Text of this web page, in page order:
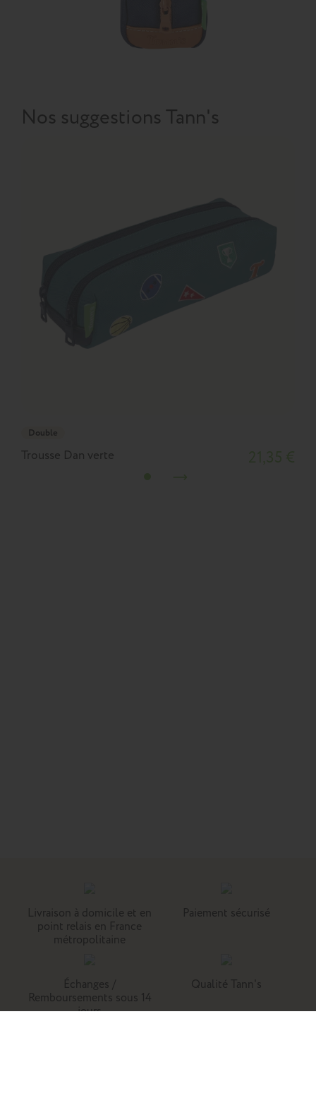
Nos suggestions Tann's
Double
Trousse Dan verte
Livraison à domicile et en
point relais en France
métropolitaine
Paiement sécurisé
Échanges /
Remboursements sous 14
jours
Qualité Tann's